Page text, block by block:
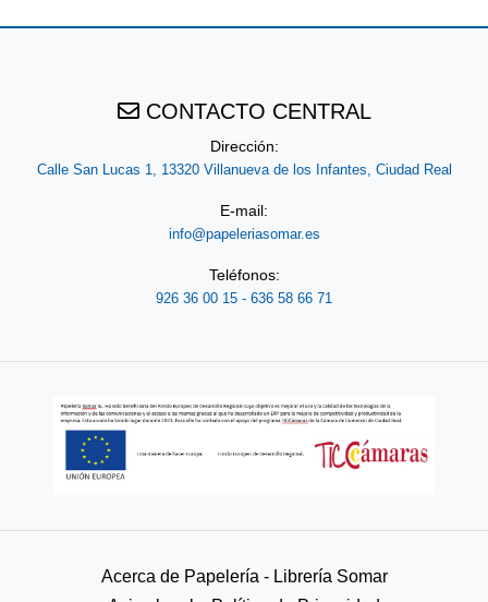
CONTACTO CENTRAL
Dirección:
Calle San Lucas 1, 13320 Villanueva de los Infantes, Ciudad Real
E-mail:
info@papeleriasomar.es
Teléfonos:
926 36 00 15 - 636 58 66 71
Acerca de Papelería - Librería Somar